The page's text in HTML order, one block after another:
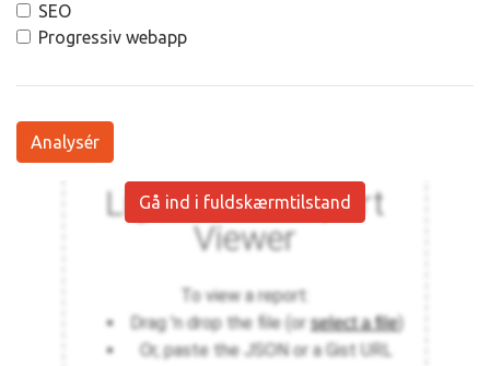
SEO
Progressiv webapp
Analysér
Gå ind i fuldskærmtilstand